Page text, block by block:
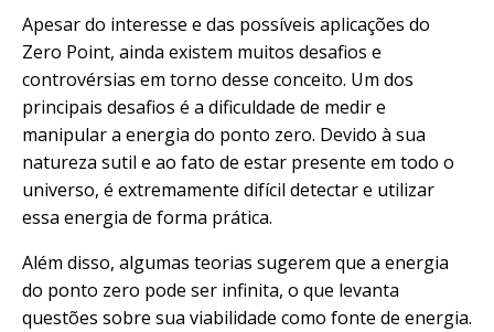
Apesar do interesse e das possíveis aplicações do
Zero Point, ainda existem muitos desafios e
controvérsias em torno desse conceito. Um dos
principais desafios é a dificuldade de medir e
manipular a energia do ponto zero. Devido à sua
natureza sutil e ao fato de estar presente em todo o
universo, é extremamente difícil detectar e utilizar
essa energia de forma prática.
Além disso, algumas teorias sugerem que a energia
do ponto zero pode ser infinita, o que levanta
questões sobre sua viabilidade como fonte de energia.